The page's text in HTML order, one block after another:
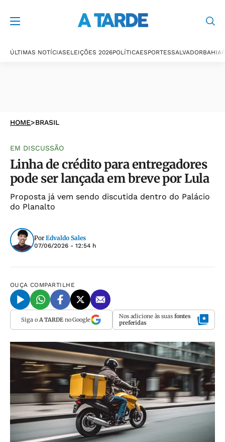
ÚLTIMAS NOTÍCIASELEIÇÕES 2026POLÍTICAESPORTESSALVADORBAHIA
HOME>BRASIL
EM DISCUSSÃO
Linha de crédito para entregadores
pode ser lançada em breve por Lula
Proposta já vem sendo discutida dentro do Palácio
do Planalto
Por Edvaldo Sales
07/06/2026 - 12:54 h
OUÇA COMPARTILHE
Siga o A TARDEno Google Nos adicione às suas fontes
preferidas